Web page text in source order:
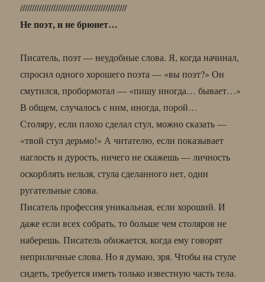
/////////////////////////////////////////////
Не поэт, и не брюнет…
Писатель, поэт — неудобные слова. Я, когда начинал,
спросил одного хорошего поэта — «вы поэт?» Он
смутился, пробормотал — «пишу иногда… бывает…»
В общем, случалось с ним, иногда, порой…
Столяру, если плохо сделал стул, можно сказать —
«твой стул дерьмо!» А читателю, если показывает
наглость и дурость, ничего не скажешь — личность
оскорблять нельзя, стула сделанного нет, одни
ругательные слова.
Писатель профессия уникальная, если хороший. И
даже если всех собрать, то больше чем столяров не
наберешь. Писатель обижается, когда ему говорят
неприличные слова. Но я думаю, зря. Чтобы на стуле
сидеть, требуется иметь только известную часть тела.